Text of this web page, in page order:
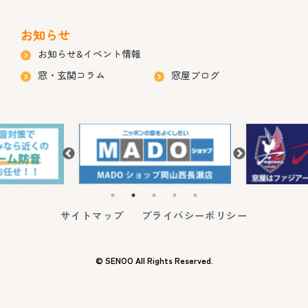
お知らせ
お知らせ&イベント情報
窓・玄関コラム
窓屋ブログ
サイトマップ プライバシーポリシー
© SENOO All Rights Reserved.